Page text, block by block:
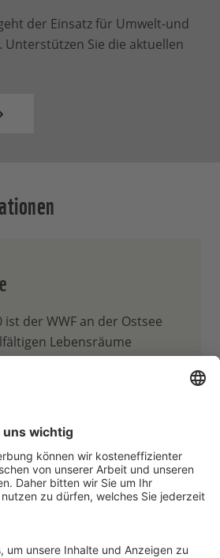
der Einsatz für Umwelt-und
Sie die aktuellen
ist der WWF an der Ostsee
Lebensräume
der Niederlande,
Seit 1977 setzt sich der